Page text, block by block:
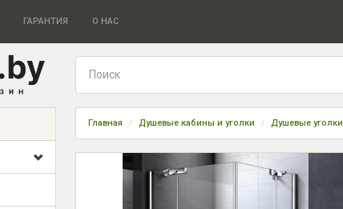
ГАРАНТИЯ О НАС
Главная Душевые кабины и уголки Душевые уголки